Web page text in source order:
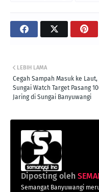
LEBIH LAMA
Cegah Sampah Masuk ke Laut,
Sungai Watch Target Pasang
Jaring di Sungai Banyuwangi
Diposting oleh
Semangat Banyuwangi